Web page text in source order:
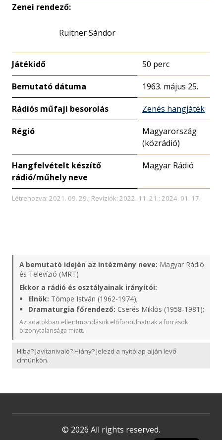
Zenei rendező:
Ruitner Sándor
Játékidő 50 perc
Bemutató dátuma 1963. május 25.
Rádiós műfaji besorolás Zenés hangjáték
Régió
Magyarország
(közrádió)
Hangfelvételt készítő
rádió/műhely neve
Magyar Rádió
Létrehozva: 2021. 09. 29.; Revíziók: 2022. 11. 21.; 2024. 01. 17.
A bemutató idején az intézmény neve: Magyar Rádió
és Televízió (MRT)
Ekkor a rádió és osztályainak irányítói:
Elnök: Tömpe István (1962-1974);
Dramaturgia főrendező: Cserés Miklós (1958-1981);
Az adatokban ellentmondások előfordulhatnak a források
bizonytalansága miatt.
Hiba? Javítanivaló? Hiány? Jelezd a nyitólap alján levő
címünkön.
© 2026 All rights reserved.